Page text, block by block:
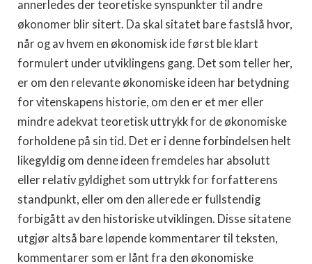
annerledes der teoretiske synspunkter til andre
økonomer blir sitert. Da skal si­tatet bare fastslå hvor,
når og av hvem en økonomisk ide først ble klart
formulert under utviklingens gang. Det som teller her,
er om den relevante økonomiske ideen har betydning
for viten­skapens historie, om den er et mer eller
mindre adekvat teoretisk uttrykk for de økonomiske
forholdene på sin tid. Det er i denne forbindelsen helt
likegyldig om denne ideen fremdeles har abso­lutt
eller relativ gyldighet som uttrykk for forfatterens
stand­punkt, eller om den allerede er fullstendig
forbigått av den histo­riske utviklingen. Disse sitatene
utgjør altså bare løpende kommentarer til teksten,
kommentarer som er lånt fra den øko­nomiske